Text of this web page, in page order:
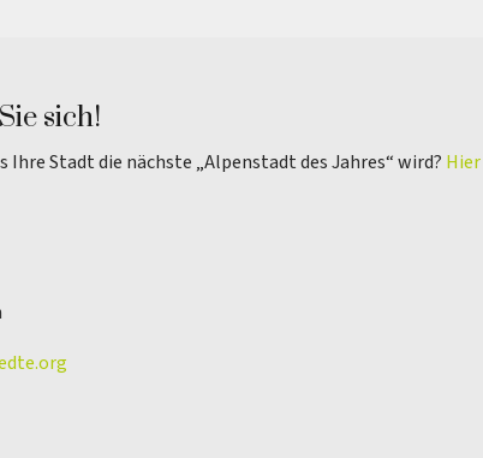
sich!
Ihre Stadt die nächste „Alpenstadt des Jahres“ wird?